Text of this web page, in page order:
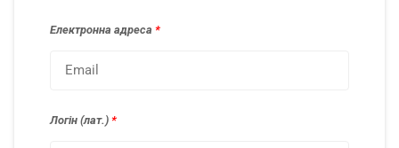
Електронна адреса *
Логін (лат.) *